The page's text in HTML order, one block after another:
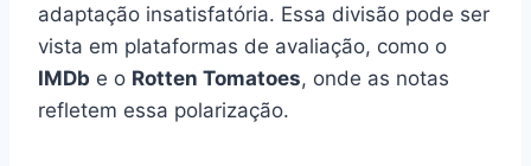
adaptação insatisfatória. Essa divisão pode ser
vista em plataformas de avaliação, como o
IMDb e o Rotten Tomatoes, onde as notas
refletem essa polarização.